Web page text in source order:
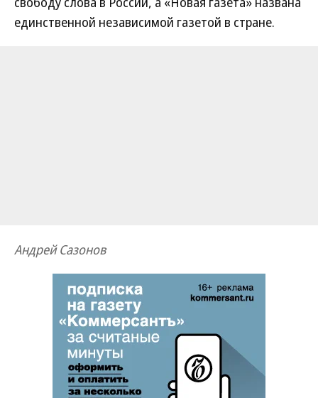
единственной независимой газетой в стране.
Андрей Сазонов